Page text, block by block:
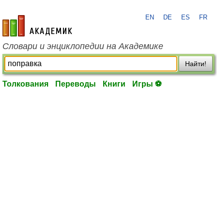
academic.ru
EN DE ES FR
Словари и энциклопедии на Академике
Найти!
Толкования Переводы Книги Игры ⚽